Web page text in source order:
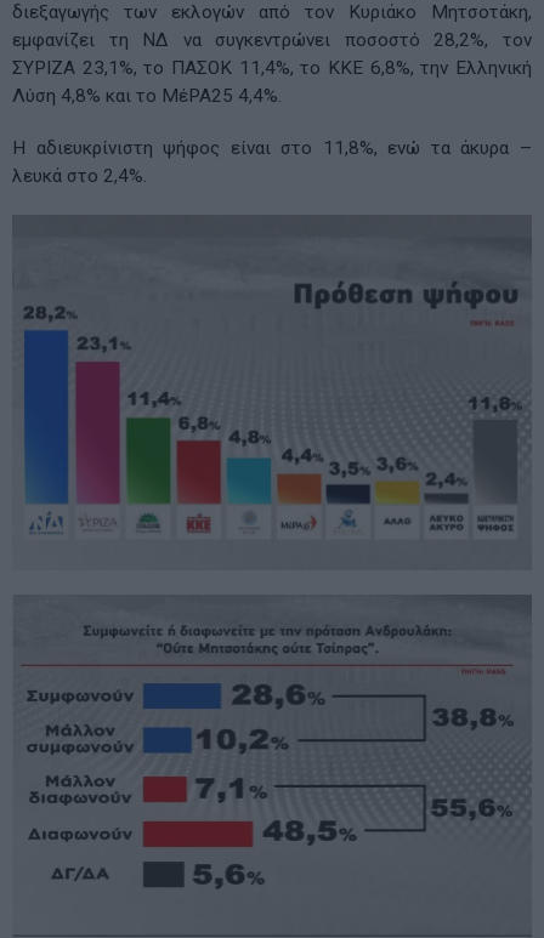
διεξαγωγής των εκλογών από τον Κυριάκο Μητσοτάκη,
εμφανίζει τη ΝΔ να συγκεντρώνει ποσοστό 28,2%, τον
ΣΥΡΙΖΑ 23,1%, το ΠΑΣΟΚ 11,4%, το ΚΚΕ 6,8%, την Ελληνική
Λύση 4,8% και το ΜέΡΑ25 4,4%.
Η αδιευκρίνιστη ψήφος είναι στο 11,8%, ενώ τα άκυρα –
λευκά στο 2,4%.